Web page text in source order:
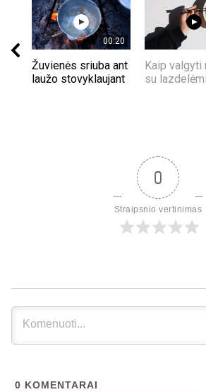
00:20
Žuvienės sriuba ant
laužo stovyklaujant
Kaip valgyti
su
0
Straipsnio vertinimas
0 KOMENTARAI